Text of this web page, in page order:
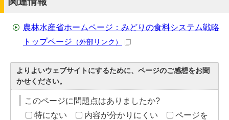
農林水産省ホームページ：みどりの食料システム戦略
トップページ （外部リンク）
よりよいウェブサイトにするために、ページのご感想をお聞
かせください。
このページに問題点はありましたか?
特にない
内容が分かりにくい
ページを